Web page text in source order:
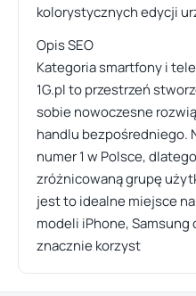
kolorystycznych edycji
Opis SEO
Kategoria smartfony i
1G.pl to przestrzeń
sobie nowoczesne
handlu bezpośredniego.
numer 1 w Polsce,
zróżnicowaną grupę
jest to idealne miejsce
modeli iPhone, Samsung
znacznie korzyst